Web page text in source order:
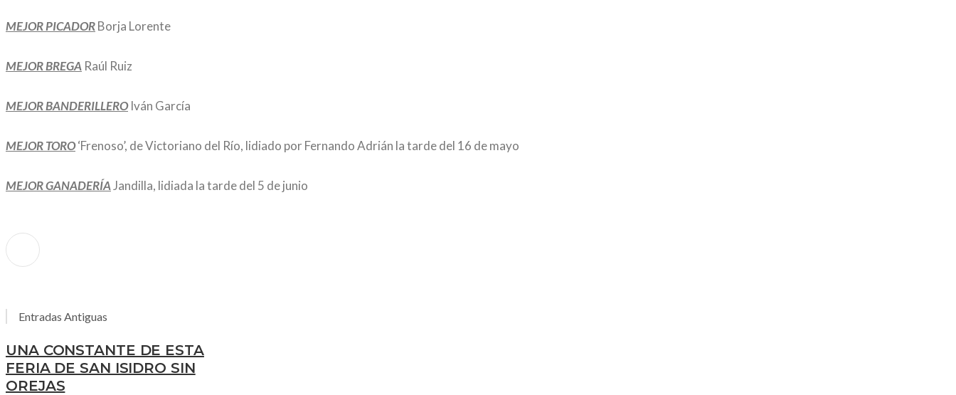
MEJOR PICADORBorja Lorente
MEJOR BREGA Raúl Ruiz
MEJOR BANDERILLEROIván García
MEJOR TORO‘Frenoso’, de Victoriano del Río, lidiado por Fernando Adrián la tarde del 16 de mayo
MEJOR GANADERÍA Jandilla, lidiada la tarde del 5 de junio
Entradas Antiguas
UNA CONSTANTE DE ESTA
FERIA DE SAN ISIDRO SIN
OREJAS